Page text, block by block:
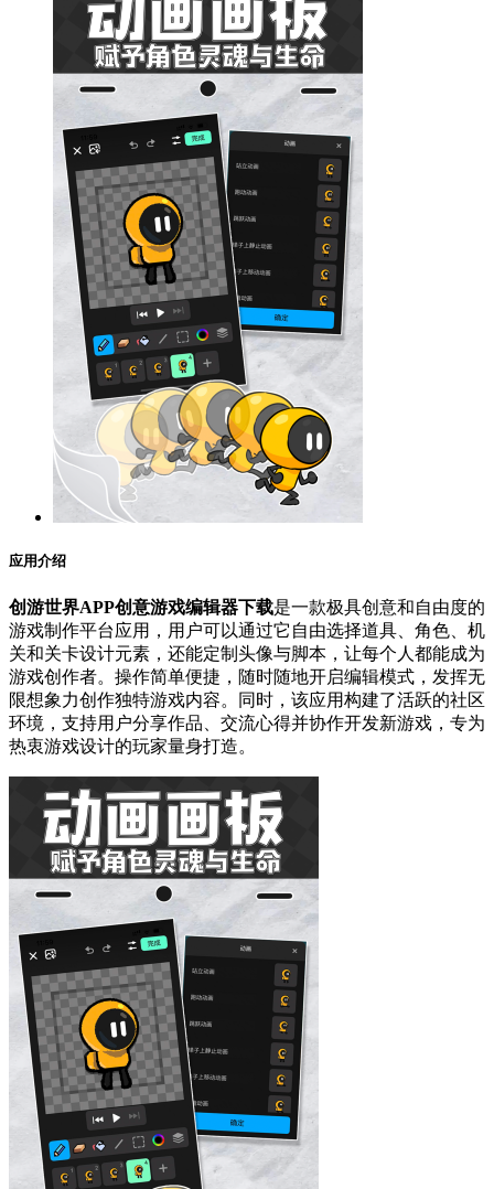
应用介绍
创游世界APP创意游戏编辑器下载是一款极具创意和自由度的
游戏制作平台应用，用户可以通过它自由选择道具、角色、机
关和关卡设计元素，还能定制头像与脚本，让每个人都能成为
游戏创作者。操作简单便捷，随时随地开启编辑模式，发挥无
限想象力创作独特游戏内容。同时，该应用构建了活跃的社区
环境，支持用户分享作品、交流心得并协作开发新游戏，专为
热衷游戏设计的玩家量身打造。